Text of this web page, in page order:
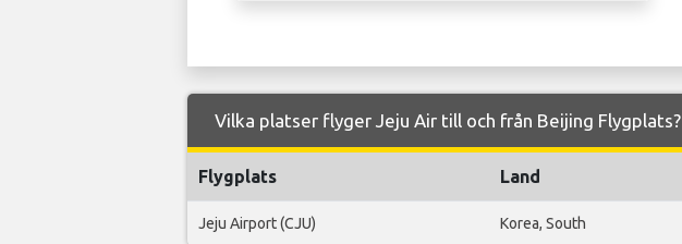
Vilka platser flyger Jeju Air till och från Beijing Flygplats?
Flygplats Land
Jeju Airport (CJU) Korea, South